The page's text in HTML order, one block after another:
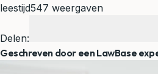
leestijd547 weergaven
Delen:
Geschreven door een LawBase